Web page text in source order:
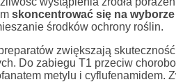
skoncentrować się na
środków ochrony roślin.
zwiększają
Do zabiegu T1 przeciw
metylu i cyflufenamidem.